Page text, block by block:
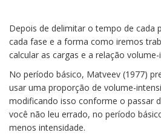
Depois de delimitar o tempo de cada
cada fase e a forma como iremos
calcular as cargas e a relação
No período básico, Matveev (1977)
usar uma proporção de volume-
modificando isso conforme o passar
você não leu errado, no período
menos intensidade.